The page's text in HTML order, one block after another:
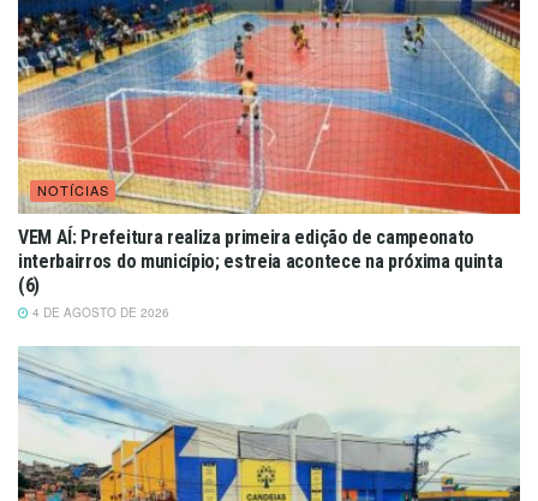
NOTÍCIAS
VEM AÍ: Prefeitura realiza primeira edição de campeonato
interbairros do município; estreia acontece na próxima quinta
(6)
4 DE AGOSTO DE 2026